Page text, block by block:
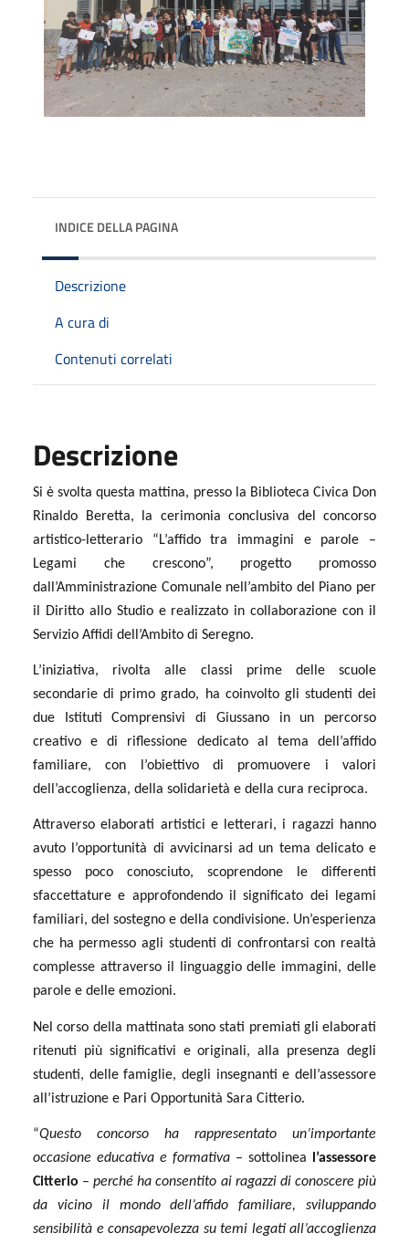
INDICE DELLA PAGINA
Descrizione
A cura di
Contenuti correlati
Descrizione
Si è svolta questa mattina, presso la Biblioteca Civica Don
Rinaldo Beretta, la cerimonia conclusiva del concorso
artistico-letterario “L’affido tra immagini e parole –
Legami che crescono”, progetto promosso
dall’Amministrazione Comunale nell’ambito del Piano per
il Diritto allo Studio e realizzato in collaborazione con il
Servizio Affidi dell’Ambito di Seregno.
L’iniziativa, rivolta alle classi prime delle scuole
secondarie di primo grado, ha coinvolto gli studenti dei
due Istituti Comprensivi di Giussano in un percorso
creativo e di riflessione dedicato al tema dell’affido
familiare, con l’obiettivo di promuovere i valori
dell’accoglienza, della solidarietà e della cura reciproca.
Attraverso elaborati artistici e letterari, i ragazzi hanno
avuto l’opportunità di avvicinarsi ad un tema delicato e
spesso poco conosciuto, scoprendone le differenti
sfaccettature e approfondendo il significato dei legami
familiari, del sostegno e della condivisione. Un’esperienza
che ha permesso agli studenti di confrontarsi con realtà
complesse attraverso il linguaggio delle immagini, delle
parole e delle emozioni.
Nel corso della mattinata sono stati premiati gli elaborati
ritenuti più significativi e originali, alla presenza degli
studenti, delle famiglie, degli insegnanti e dell’assessore
all’istruzione e Pari Opportunità Sara Citterio.
“Questo concorso ha rappresentato un’importante
occasione educativa e formativa – sottolinea
l’assessore
Citterio –perché ha consentito ai ragazzi di conoscere più
da vicino il mondo dell’affido familiare, sviluppando
sensibilità e consapevolezza su temi legati all’accoglienza